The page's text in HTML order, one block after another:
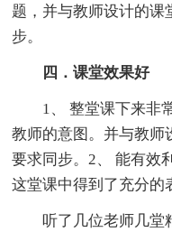
题，并与教师设计的课
步。
四．课堂效果好
1、 整堂课下来非
教师的意图。并与教师
要求同步。2、 能有效
这堂课中得到了充分的
听了几位老师几堂